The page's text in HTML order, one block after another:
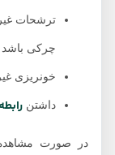
ترشحات غیر
چرکی باشد و
خونریزی
داشتنرابطه
در صورت مشاهده هر